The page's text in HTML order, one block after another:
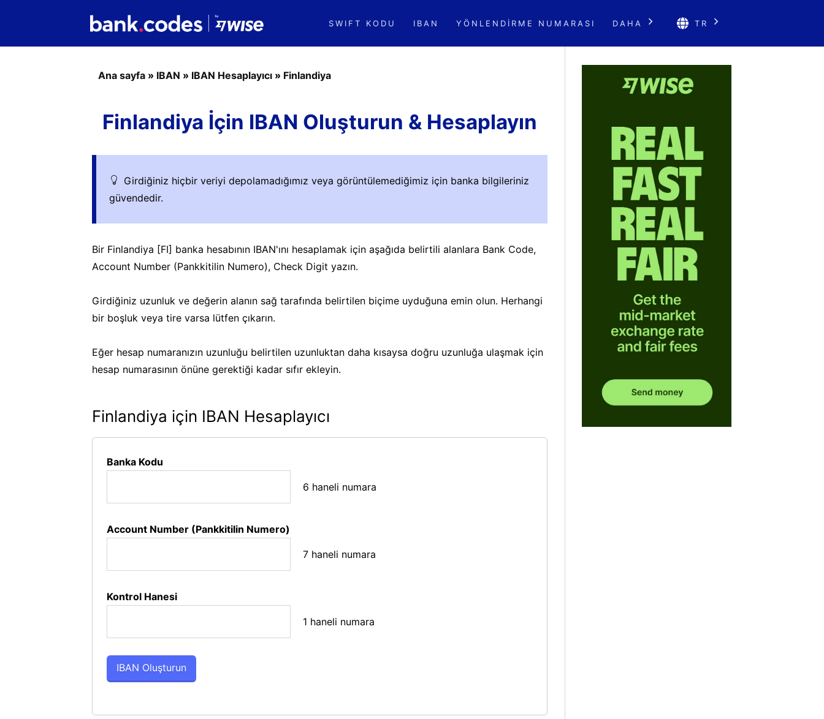
SWIFT KODU IBAN YÖNLENDIRME NUMARASI DAHA TR
Ana sayfa » IBAN » IBAN Hesaplayıcı » Finlandiya
Finlandiya İçin IBAN Oluşturun & Hesaplayın
Girdiğiniz hiçbir veriyi depolamadığımız veya görüntülemediğimiz için banka bilgileriniz
güvendedir.
Bir Finlandiya [FI] banka hesabının IBAN'ını hesaplamak için aşağıda belirtili alanlara Bank Code,
Account Number (Pankkitilin Numero), Check Digit yazın.
Girdiğiniz uzunluk ve değerin alanın sağ tarafında belirtilen biçime uyduğuna emin olun. Herhangi
bir boşluk veya tire varsa lütfen çıkarın.
Eğer hesap numaranızın uzunluğu belirtilen uzunluktan daha kısaysa doğru uzunluğa ulaşmak için
hesap numarasının önüne gerektiği kadar sıfır ekleyin.
Finlandiya için IBAN Hesaplayıcı
Banka Kodu
6 haneli numara
Account Number (Pankkitilin Numero)
7 haneli numara
Kontrol Hanesi
1 haneli numara